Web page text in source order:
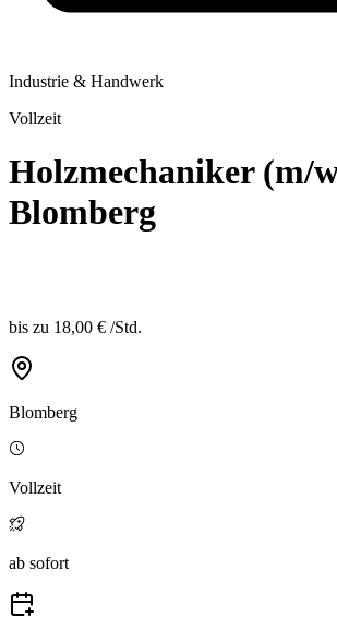
Industrie & Handwerk
Vollzeit
Holzmechaniker (m/
Blomberg
bis zu 18,00 € /Std.
Blomberg
Vollzeit
ab sofort